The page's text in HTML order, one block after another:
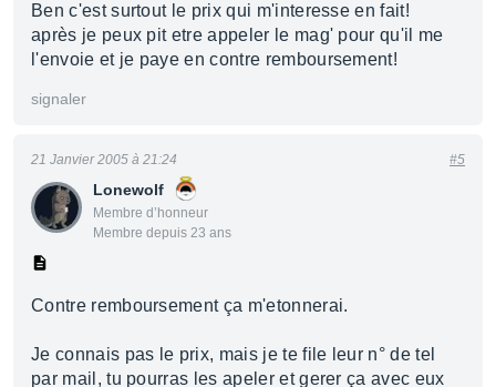
Ben c'est surtout le prix qui m'interesse en fait!
après je peux pit etre appeler le mag' pour qu'il me
l'envoie et je paye en contre remboursement!
signaler
Lonewolf
Membre d’honneur
Membre depuis 23 ans
21 Janvier 2005 à 21:24 #5
Contre remboursement ça m'etonnerai.
Je connais pas le prix, mais je te file leur n° de tel
par mail, tu pourras les apeler et gerer ça avec eux